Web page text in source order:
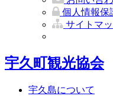
個人情報保
サイトマ
宇久町観光協会
宇久島について